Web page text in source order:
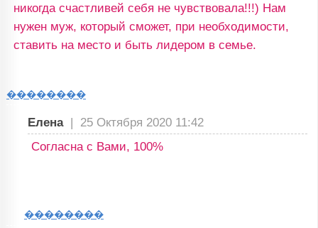
никогда счастливей себя не чувствовала!!!) Нам
нужен муж, который сможет, при необходимости,
ставить на место и быть лидером в семье.
��������
Елена | 25 Октября 2020 11:42
Согласна с Вами, 100%
��������